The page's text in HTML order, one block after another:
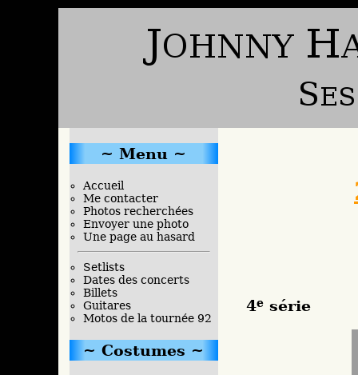
4esérie
Menu
Accueil
Me contacter
Photos recherchées
Envoyer une photo
Une page au hasard
Setlists
Dates des concerts
Billets
Guitares
Motos de la tournée 92
Costumes